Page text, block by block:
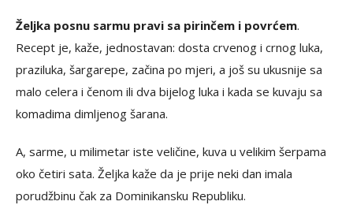
Željka posnu sarmu pravi sa pirinčem i povrćem.
Recept je, kaže, jednostavan: dosta crvenog i crnog luka,
praziluka, šargarepe, začina po mjeri, a još su ukusnije sa
malo celera i čenom ili dva bijelog luka i kada se kuvaju sa
komadima dimljenog šarana.
A, sarme, u milimetar iste veličine, kuva u velikim šerpama
oko četiri sata. Željka kaže da je prije neki dan imala
porudžbinu čak za Dominikansku Republiku.